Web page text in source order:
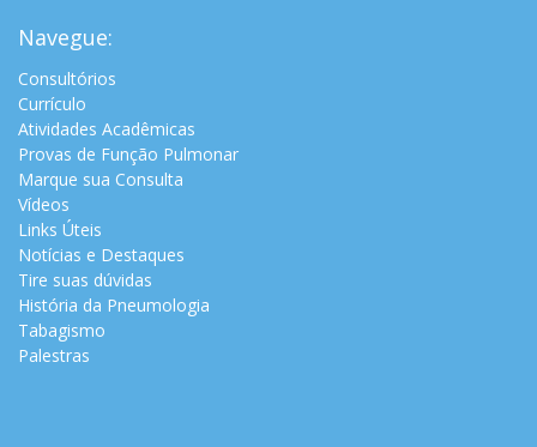
Navegue:
Consultórios
Currículo
Atividades Acadêmicas
Provas de Função Pulmonar
Marque sua Consulta
Vídeos
Links Úteis
Notícias e Destaques
Tire suas dúvidas
História da Pneumologia
Tabagismo
Palestras